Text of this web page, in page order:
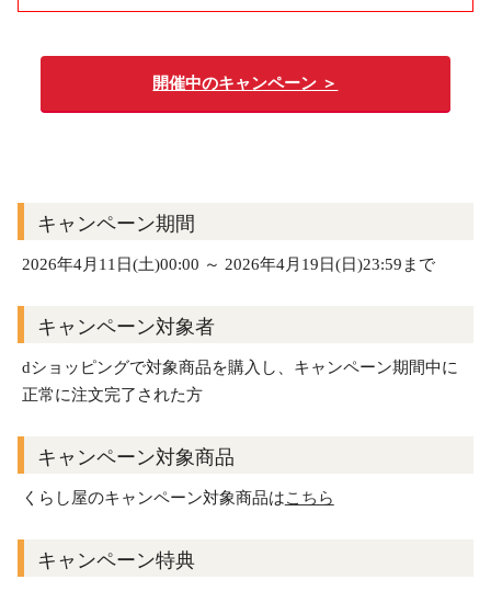
開催中のキャンペーン ＞
キャンペーン期間
2026年4月11日(土)00:00 ～ 2026年4月19日(日)23:59まで
キャンペーン対象者
dショッピングで対象商品を購入し、キャンペーン期間中に
正常に注文完了された方
キャンペーン対象商品
くらし屋のキャンペーン対象商品はこちら
キャンペーン特典